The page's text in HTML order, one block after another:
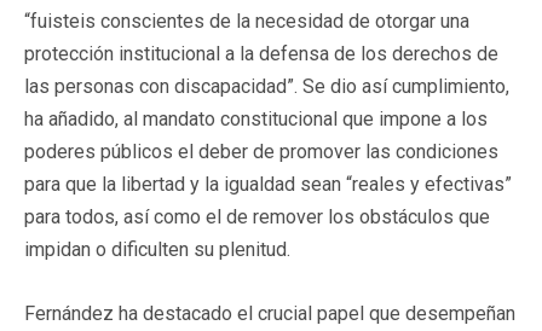
“fuisteis conscientes de la necesidad de otorgar una
protección institucional a la defensa de los derechos de
las personas con discapacidad”. Se dio así cumplimiento,
ha añadido, al mandato constitucional que impone a los
poderes públicos el deber de promover las condiciones
para que la libertad y la igualdad sean “reales y efectivas”
para todos, así como el de remover los obstáculos que
impidan o dificulten su plenitud.
Fernández ha destacado el crucial papel que desempeñan